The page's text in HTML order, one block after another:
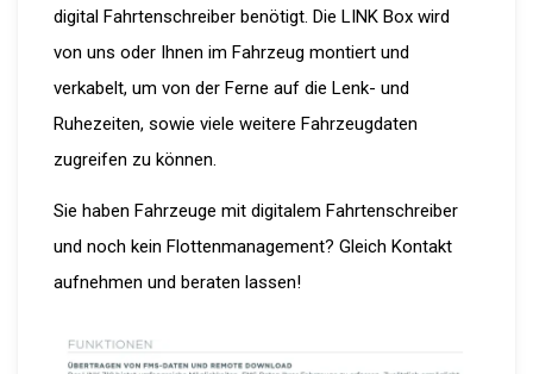
digital Fahrtenschreiber benötigt. Die LINK Box wird
von uns oder Ihnen im Fahrzeug montiert und
verkabelt, um von der Ferne auf die Lenk- und
Ruhezeiten, sowie viele weitere Fahrzeugdaten
zugreifen zu können.
Sie haben Fahrzeuge mit digitalem Fahrtenschreiber
und noch kein Flottenmanagement? Gleich Kontakt
aufnehmen und beraten lassen!